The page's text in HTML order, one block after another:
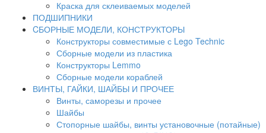
Краска для склеиваемых моделей
ПОДШИПНИКИ
CБОРНЫЕ МОДЕЛИ, КОНСТРУКТОРЫ
Конструкторы совместимые с Lego Technic
Сборные модели из пластика
Конструкторы Lemmo
Сборные модели кораблей
ВИНТЫ, ГАЙКИ, ШАЙБЫ И ПРОЧЕЕ
Винты, саморезы и прочее
Шайбы
Стопорные шайбы, винты установочные (потайные)